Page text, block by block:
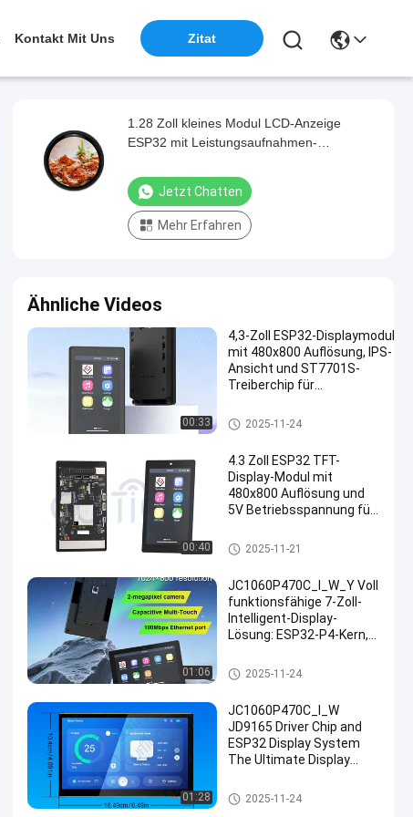
Kontakt Mit Uns Zitat
1.28 Zoll kleines Modul LCD-Anzeige
ESP32 mit Leistungsaufnahmen-
breiter Entschließung 240 * 240
Jetzt Chatten
Mehr Erfahren
Ähnliche Videos
00:33
4,3-Zoll ESP32-Displaymodul
mit 480x800 Auflösung, IPS-
Ansicht und ST7701S-
Treiberchip für
Modul der Anzeigen-ESP32
2025-11-24
00:40
4.3 Zoll ESP32 TFT-
Display-Modul mit
480x800 Auflösung und
5V Betriebsspannung für
Modul der Anzeigen-ESP32
2025-11-21
01:06
JC1060P470C_I_W_Y Voll
funktionsfähige 7-Zoll-
Intelligent-Display-
Lösung: ESP32-P4-Kern,
und Kamera, sofort
einsatzbereit für die
Modul der Anzeigen-ESP32
2025-11-24
01:28
JC1060P470C_I_W
JD9165 Driver Chip and
ESP32 Display System
The Ultimate Display
Business Needs
industrial grade tft liquid
Modul der Anzeigen-ESP32
2025-11-24